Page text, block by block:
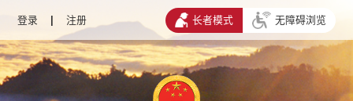
登录 | 注册 长者模式 无障碍浏览